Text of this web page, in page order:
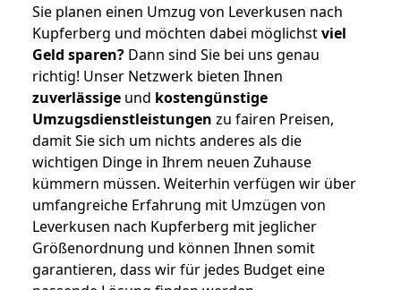
Sie planen einen Umzug von Leverkusen nach
Kupferberg und möchten dabei möglichstviel
Geld sparen? Dann sind Sie bei uns genau
richtig! Unser Netzwerk bieten Ihnen
zuverlässige und kostengünstige
Umzugsdienstleistungen zu fairen Preisen,
damit Sie sich um nichts anderes als die
wichtigen Dinge in Ihrem neuen Zuhause
kümmern müssen. Weiterhin verfügen wir über
umfangreiche Erfahrung mit Umzügen von
Leverkusen nach Kupferberg mit jeglicher
Größenordnung und können Ihnen somit
garantieren, dass wir für jedes Budget eine